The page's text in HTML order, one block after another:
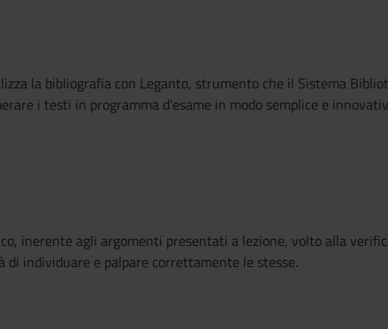
la bibliografia con Leganto, strumento che il Sistema
i testi in programma d'esame in modo semplice e
inerente agli argomenti presentati a lezione, volto alla
individuare e palpare correttamente le stesse.